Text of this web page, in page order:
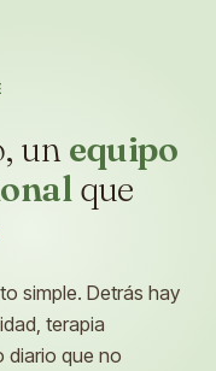
un equipo
que
simple. Detrás hay
terapia
diario que no